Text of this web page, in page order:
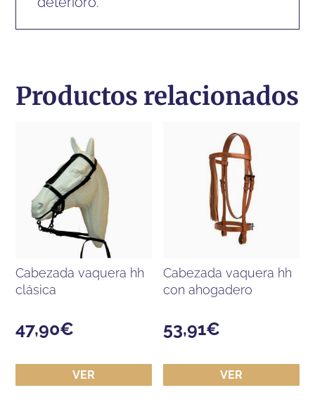
Productos relacionados
cabezada vaquera hh
clásica
47,90€
VER
cabezada vaquera hh
con ahogadero
53,91€
VER